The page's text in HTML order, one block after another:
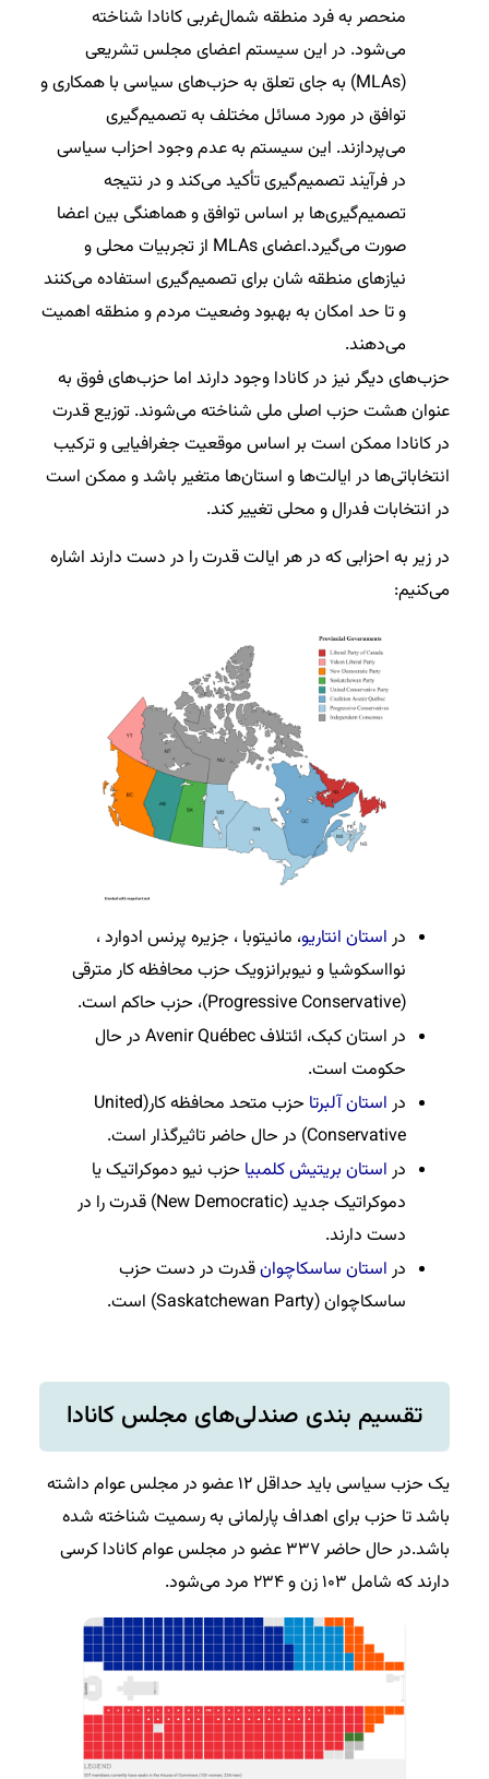
منحصر به فرد منطقه شمال‌غربی کانادا شناخته
می‌شود. در این سیستم اعضای مجلس تشریعی
(MLAs) به جای تعلق به حزب‌های سیاسی با همکاری و
توافق در مورد مسائل مختلف به تصمیم‌گیری
می‌پردازند. این سیستم به عدم وجود احزاب سیاسی
در فرآیند تصمیم‌گیری تأکید می‌کند و در نتیجه
تصمیم‌گیری‌ها بر اساس توافق و هماهنگی بین اعضا
صورت می‌گیرد.اعضای MLAs از تجربیات محلی و
نیازهای منطقه شان برای تصمیم‌گیری استفاده می‌کنند
و تا حد امکان به بهبود وضعیت مردم و منطقه اهمیت
می‌دهند.
حزب‌های دیگر نیز در کانادا وجود دارند اما حزب‌های فوق به
عنوان هشت حزب اصلی ملی شناخته می‌شوند. توزیع قدرت
در کانادا ممکن است بر اساس موقعیت جغرافیایی و ترکیب
انتخاباتی‌ها در ایالت‌ها و استان‌ها متغیر باشد و ممکن است
در انتخابات فدرال و محلی تغییر کند.
در زیر به احزابی که در هر ایالت قدرت را در دست دارند اشاره
می‌کنیم:
در استان انتاریو، مانیتوبا ، جزیره پرنس ادوارد ،
نوااسکوشیا و نیوبرانزویک حزب محافظه کار مترقی
(Progressive Conservative)، حزب حاکم است.
در استان کبک، ائتلاف Avenir Québec در حال
حکومت است.
در استان‌ آلبرتا
حزب متحد محافظه کار(United
Conservative) در حال حاضر تاثیرگذار است.
در استان بریتیش کلمبیا حزب نیو دموکراتیک یا
دموکراتیک جدید (New Democratic) قدرت را در
دست دارند.
در استان ساسکاچوانقدرت در دست حزب
ساسکاچوان (Saskatchewan Party) است.
تقسیم بندی صندلی‌های مجلس کانادا
یک حزب سیاسی باید حداقل ۱۲ عضو در مجلس عوام داشته
باشد تا حزب برای اهداف پارلمانی به رسمیت شناخته شده
باشد.در حال حاضر ۳۳۷ عضو در مجلس عوام کانادا کرسی
دارند که شامل ۱۰۳ زن و ۲۳۴ مرد می‌شود.